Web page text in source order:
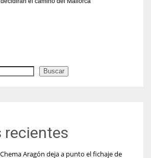
Buscar
recientes
Aragón deja a punto el fichaje de